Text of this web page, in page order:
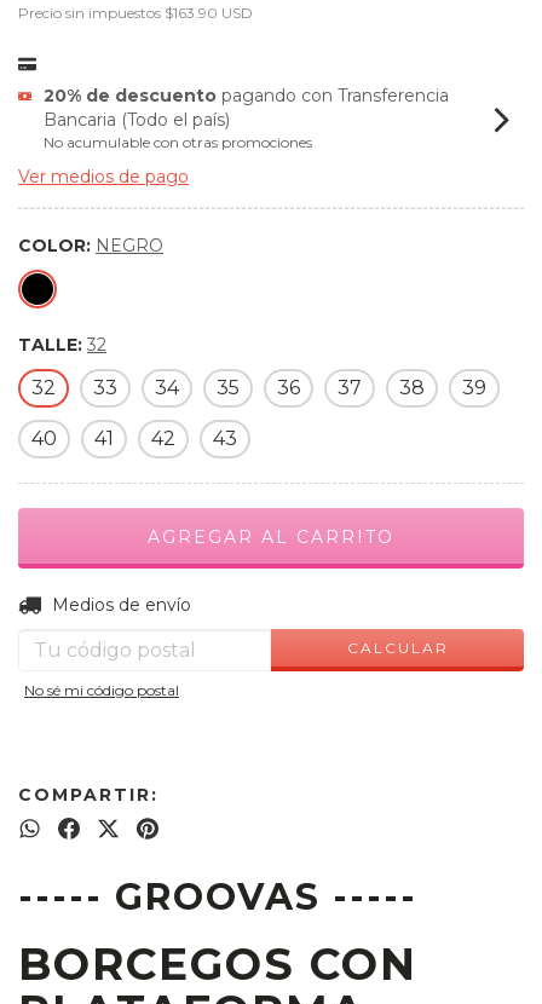
Precio sin impuestos $163.90 USD
20% de descuentopagando con Transferencia
Bancaria (Todo el país)
No acumulable con otras promociones
Ver medios de pago
COLOR: NEGRO
TALLE: 32
32 33 34 35 36 37 38 39
40 41 42 43
Entregas para el CP:
Medios de envío
CALCULAR
No sé mi código postal
COMPARTIR:
----- GROOVAS -----
BORCEGOS CON